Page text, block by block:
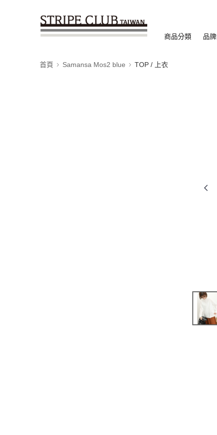
商品分類 品
首頁 Samansa Mos2 blue TOP / 上衣